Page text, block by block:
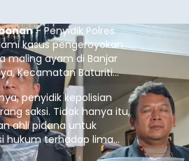
- Penyidik Polres
kasus pengeroyokan
maling ayam di Banjar
Kecamatan Baturiti
lalu.
penyidik kepolisian
saksi. Tidak hanya itu,
ahli pidana untuk
hukum terhadap lima
ini ditahan.